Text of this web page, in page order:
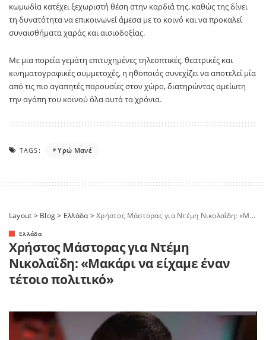
κωμωδία κατέχει ξεχωριστή θέση στην καρδιά της, καθώς της δίνει
τη δυνατότητα να επικοινωνεί άμεσα με το κοινό και να προκαλεί
συναισθήματα χαράς και αισιοδοξίας.
Με μια πορεία γεμάτη επιτυχημένες τηλεοπτικές, θεατρικές και
κινηματογραφικές συμμετοχές, η ηθοποιός συνεχίζει να αποτελεί μία
από τις πιο αγαπητές παρουσίες στον χώρο, διατηρώντας αμείωτη
την αγάπη του κοινού όλα αυτά τα χρόνια.
TAGS: Υρώ Μανέ
Layout > Blog> Ελλάδα>Χρήστος Μάστορας για Ντέμη Νικολαΐδη: «Μακάρι να είχαμε έναν τέτοιο πολιτικό»
Ελλάδα
Χρήστος Μάστορας για Ντέμη
Νικολαΐδη: «Μακάρι να είχαμε έναν
τέτοιο πολιτικό»